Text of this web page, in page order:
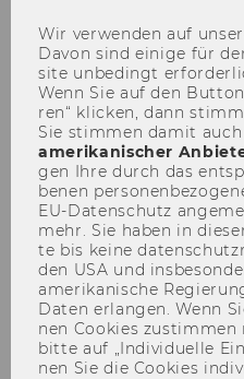
Der Inhalt dieser
Englisch verfügbar.
Wir ver­wen­den auf
Davon sind ei­ni­ge für
site un­be­dingt
Wenn Sie auf den
ren“ kli­cken, dann
Sie stim­men damit auch
amerikanischer
gen Ihre durch das
be­nen
EU-​Datenschutz
mehr. Sie haben in
te bis keine
den USA und
amerikanische
Daten er­lan­gen. Wenn
nen Coo­kies
bitte auf „In­di­vi­du­el­le
nen Sie die Coo­kies